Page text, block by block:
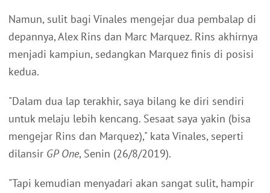
Namun, sulit bagi Vinales mengejar dua pembalap di
depannya, Alex Rins dan Marc Marquez. Rins akhirnya
menjadi kampiun, sedangkan Marquez finis di posisi
kedua.
"Dalam dua lap terakhir, saya bilang ke diri sendiri
untuk melaju lebih kencang. Sesaat saya yakin (bisa
mengejar Rins dan Marquez)," kata Vinales, seperti
dilansir GP One, Senin (26/8/2019).
"Tapi kemudian menyadari akan sangat sulit, hampir